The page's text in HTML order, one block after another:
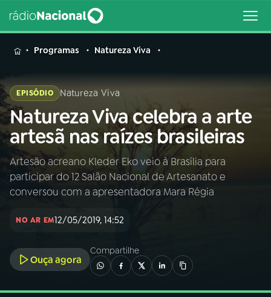
MENU
Buscar
na
Rádio
Nacional
Buscar
AO VIVO
01INÍCIO
02A RÁDIO
Programas Natureza Viva
EPISÓDIO Natureza Viva
Natureza Viva celebra a arte
artesã nas raízes brasileiras
Artesão acreano Kleder Eko veio à Brasília para
participar do 12 Salão Nacional de Artesanato e
conversou com a apresentadora Mara Régia
NO AR EM12/05/2019, 14:52
Ouça agora
Compartilhe